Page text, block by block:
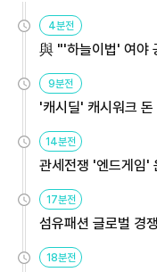
4분전
與 "'하늘이법' 여야
9분전
'캐시딜' 캐시워크
14분전
관세전쟁 '엔드게임'
용해야
17분전
섬유패션 글로벌 경
원
18분전